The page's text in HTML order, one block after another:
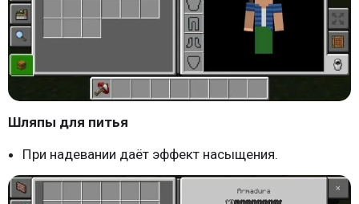
Шляпы для питья
При надевании даёт эффект насыщения.